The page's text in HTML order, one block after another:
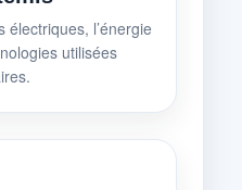
électriques, l’énergie
utilisées